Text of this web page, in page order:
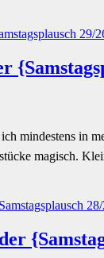
ich mindestens in
magisch.